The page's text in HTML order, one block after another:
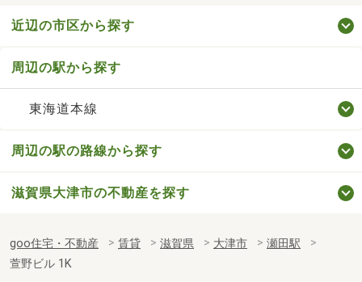
近辺の市区から探す
周辺の駅から探す
東海道本線
周辺の駅の路線から探す
滋賀県大津市の不動産を探す
goo住宅・不動産 賃貸 滋賀県 大津市
瀬田駅
萱野ビル 1K